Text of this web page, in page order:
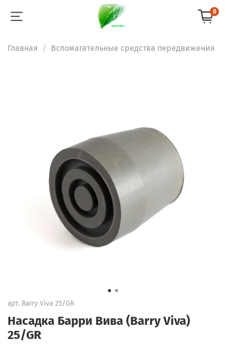
0
Главная Вспомагательные средства передвижения
арт. Barry Viva 25/GR
Насадка Барри Вива (Barry Viva)
25/GR